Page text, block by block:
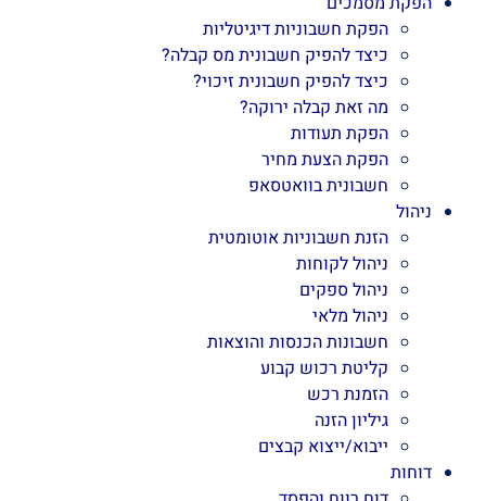
הפקת חשבוניות דיגיטליות
כיצד להפיק חשבונית מס קבלה?
כיצד להפיק חשבונית זיכוי?
מה זאת קבלה ירוקה?
הפקת תעודות
הפקת הצעת מחיר
חשבונית בוואטסאפ
ניהול
הזנת חשבוניות אוטומטית
ניהול לקוחות
ניהול ספקים
ניהול מלאי
חשבונות הכנסות והוצאות
קליטת רכוש קבוע
הזמנת רכש
גיליון הזנה
ייבוא/ייצוא קבצים
דוחות